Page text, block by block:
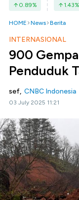
0.89% 1.43%
HOME News Berita
INTERNASIONAL
900
Penduduk
sef, CNBC Indonesia
03 July 2025 11:21